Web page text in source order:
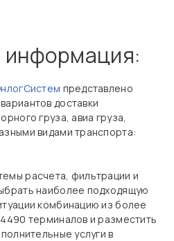
информация:
представлено
доставки
груза, авиа груза,
видами транспорта:
расчета, фильтрации и
наиболее подходящую
комбинацию из более
терминалов и разместить
услуги в